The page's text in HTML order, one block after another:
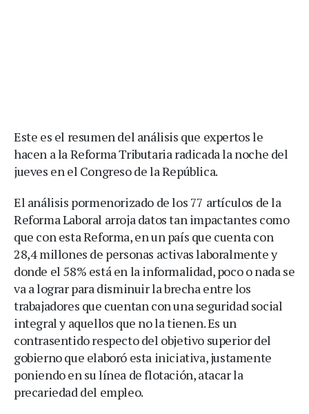
Este es el resumen del análisis que expertos le
hacen a la Reforma Tributaria radicada la noche del
jueves en el Congreso de la República.
El análisis pormenorizado de los 77 artículos de la
Reforma Laboral arroja datos tan impactantes como
que con esta Reforma, en un país que cuenta con
28,4 millones de personas activas laboralmente y
donde el 58% está en la informalidad, poco o nada se
va a lograr para disminuir la brecha entre los
trabajadores que cuentan con una seguridad social
integral y aquellos que no la tienen. Es un
contrasentido respecto del objetivo superior del
gobierno que elaboró esta iniciativa, justamente
poniendo en su línea de flotación, atacar la
precariedad del empleo.